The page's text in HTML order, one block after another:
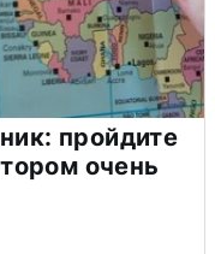
пройдите
очень